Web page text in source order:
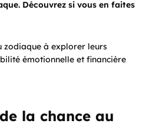
Découvrez si vous en faites
zodiaque à explorer leurs
émotionnelle et financière
la chance au